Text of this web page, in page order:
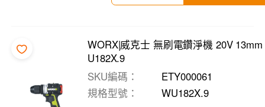
WORX|威克士 無刷電鑽淨機 20V
U182X.9
SKU編碼
ETY000061
規格型號
WU182X.9